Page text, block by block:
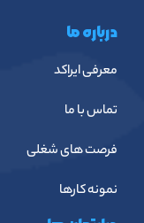
درباره ما
معرفی ایراکد
تماس با ما
فرصت های شغلی
نمونه کارها